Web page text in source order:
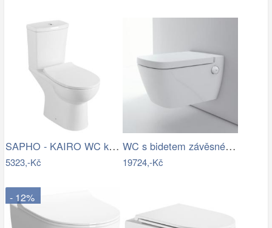
SAPHO - KAIRO WC kombi, zadní odpad,…
5323,-Kč
WC s bidetem závěsné Tece TECEone…
19724,-Kč
- 12%